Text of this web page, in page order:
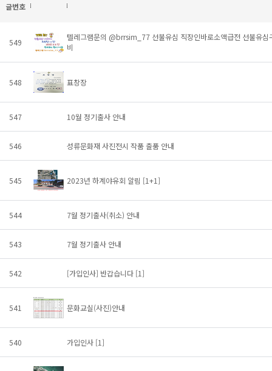
글번호
549
텔레그램문의 @brrsim_77 선불유심 직장인바로소액급전 선불유
비
548 표창장
547 10월 정기출사 안내
546 성류문화재 사진전시 작품 출품 안내
545 2023년 하계야유회 알림 [1+1]
544 7월 정기출사(취소) 안내
543 7월 정기출사 안내
542 [가입인사] 반갑습니다 [1]
541 문화교실(사진)안내
540 가입인사 [1]